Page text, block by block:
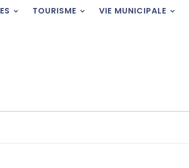
TOURISME VIE MUNICIPALE